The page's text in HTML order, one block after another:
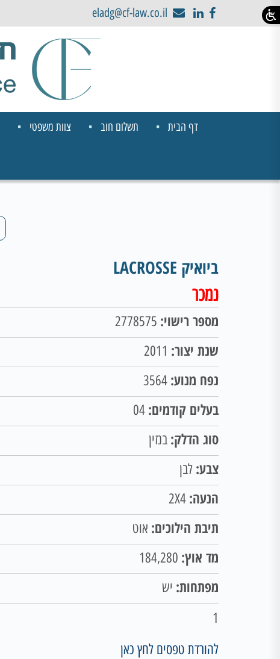
eladg@cf-law.co.il
דף הבית תשלום חוב צוות משפטי
ביואיק LACROSSE
נמכר
מספר רישוי:
שנת יצור:
נפח מנוע:
בעלים קודמים:
סוג הדלק: בנזין
צבע: לבן
הנעה:
תיבת הילוכים: אוט
מד אוץ:
מפתחות: יש
1
להורדת טפסים לחץ כאן